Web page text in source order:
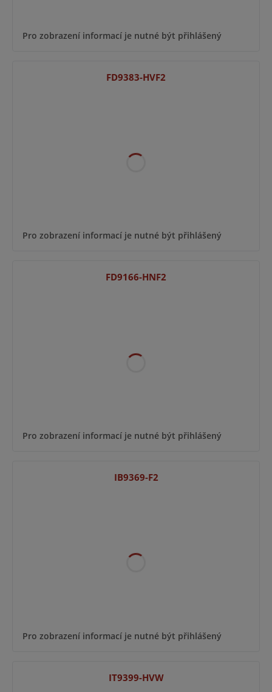
Pro zobrazení informací je nutné být přihlášený
FD9383-HVF2
Pro zobrazení informací je nutné být přihlášený
FD9166-HNF2
Pro zobrazení informací je nutné být přihlášený
IB9369-F2
Pro zobrazení informací je nutné být přihlášený
IT9399-HVW